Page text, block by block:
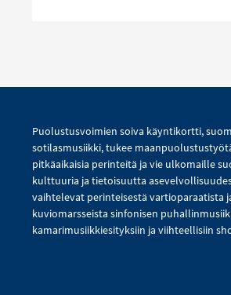
Puolustusvoimien soiva käyntikortti,
sotilasmusiikki, tukee
pitkäaikaisia perinteitä ja vie ulkomaille
kulttuuria ja tietoisuutta
vaihtelevat perinteisestä vartioparaatista
kuviomarsseista sinfonisen
kamarimusiikkiesityksiin ja viihteellisiin